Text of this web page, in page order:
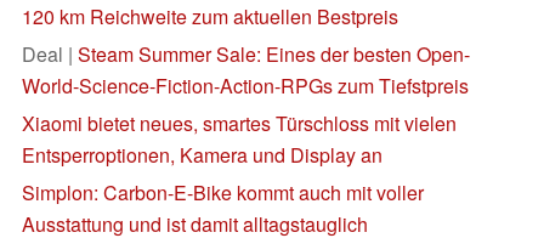
120 km Reichweite zum aktuellen Bestpreis
Deal | Steam Summer Sale: Eines der besten Open-
World-Science-Fiction-Action-RPGs zum Tiefstpreis
Xiaomi bietet neues, smartes Türschloss mit vielen
Entsperroptionen, Kamera und Display an
Simplon: Carbon-E-Bike kommt auch mit voller
Ausstattung und ist damit alltagstauglich